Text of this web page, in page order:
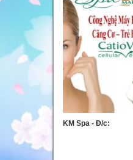
KM Spa - Đ/c: